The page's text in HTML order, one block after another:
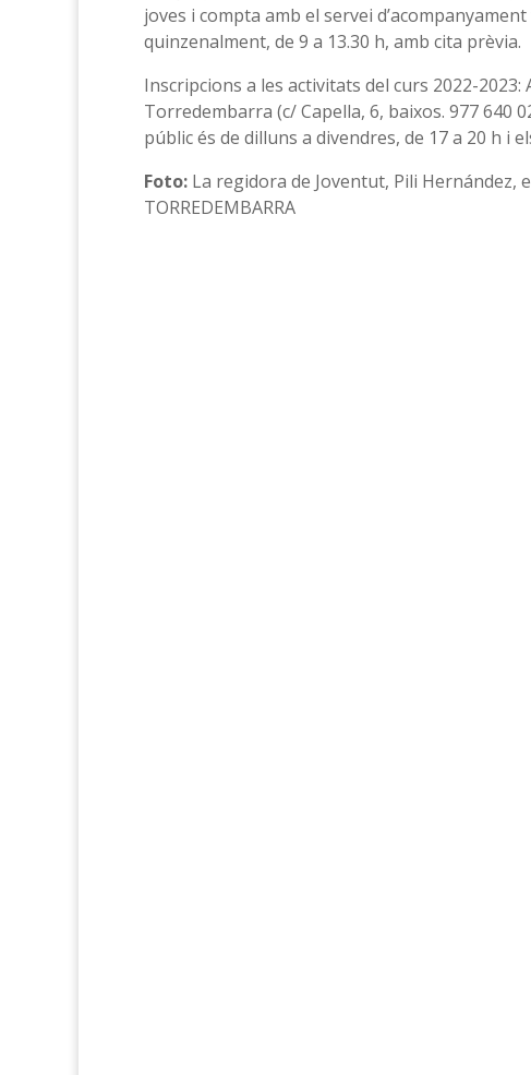
joves i compta amb el servei
quinzenalment, de 9 a 13.30 h, amb cita prèvia.
Inscripcions a les activitats del curs 2022-2023:
Torredembarra (c/ Capella, 6, baixos. 977 640
públic és de dilluns a divendres, de 17 a 20 h i
Foto: La regidora de Joventut, Pili Hernández,
TORREDEMBARRA